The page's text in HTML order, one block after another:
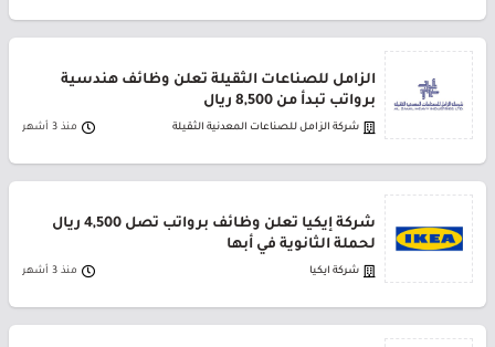
الزامل للصناعات الثقيلة تعلن وظائف هندسية
برواتب تبدأ من 8,500 ريال
شركة الزامل للصناعات المعدنية الثقيلة منذ 3 أشهر
شركة إيكيا تعلن وظائف برواتب تصل 4,500 ريال
لحملة الثانوية في أبها
شركة ايكيا منذ 3 أشهر